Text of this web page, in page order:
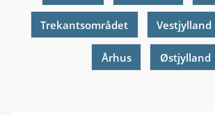
Trekantsområdet Vestjylland
Århus Østjylland